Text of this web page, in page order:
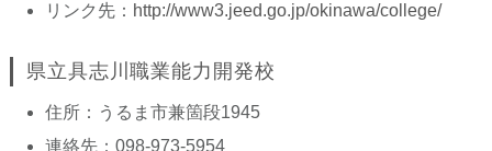
リンク先： http://www3.jeed.go.jp/okinawa/college/
県立具志川職業能力開発校
住所：うるま市兼箇段1945
連絡先：098-973-5954